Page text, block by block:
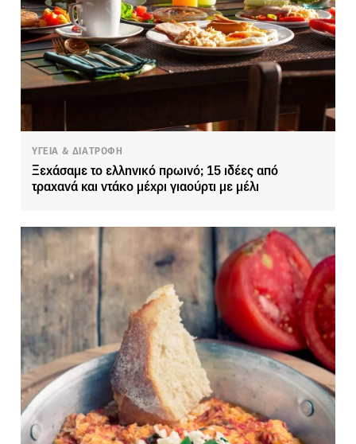
ΥΓΕΙΑ & ΔΙΑΤΡΟΦΗ
Ξεχάσαμε το ελληνικό πρωινό; 15 ιδέες από
τραχανά και ντάκο μέχρι γιαούρτι με μέλι